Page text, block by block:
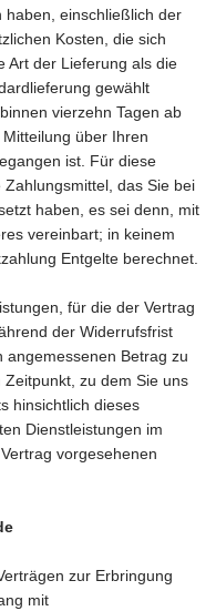
einschließlich der
Kosten, die sich
Art der Lieferung als die
gewählt
vierzehn Tagen ab
über Ihren
ist. Für diese
das Sie bei
haben, es sei denn, mit
vereinbart; in keinem
Entgelte berechnet.
für die der Vertrag
der Widerrufsfrist
angemessenen Betrag zu
zu dem Sie uns
hinsichtlich dieses
Dienstleistungen im
vorgesehenen
zur Erbringung
mit